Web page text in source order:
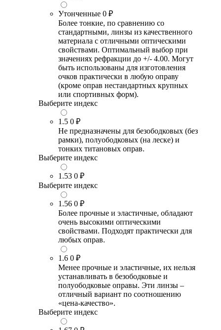
Утонченные 0 ₽
Более тонкие, по сравнению со
стандартными, линзы из качественного
материала с отличными оптическими
свойствами. Оптимальный выбор при
значениях рефракции до +/- 4.00. Могут
быть использованы для изготовления
очков практически в любую оправу
(кроме оправ нестандартных крупных
или спортивных форм).
Выберите индекс
1.5 0 ₽
Не предназначены для безободковых (без
рамки), полуободковых (на леске) и
тонких титановых оправ.
Выберите индекс
1.53 0 ₽
Выберите индекс
1.56 0 ₽
Более прочные и эластичные, обладают
очень высокими оптическими
свойствами. Подходят практически для
любых оправ.
1.6 0 ₽
Менее прочные и эластичные, их нельзя
устанавливать в безободковые и
полуободковые оправы. Эти линзы –
отличный вариант по соотношению
«цена-качество».
Выберите индекс